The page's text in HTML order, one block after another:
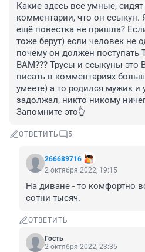
Какие здесь все умные,
комментарии, что он ссыкун.
ещё повестка не пришла?
тоже берут) если человек не
почему он должен
ВАМ??? Трусы и ссыкуны это
писать в комментариях
умеете) а то родился мужик и
задолжал, никто никому
Запомните это👆
ОТВЕТИТЬ 5
266689716
2 октября 2022, 19:15
На диване - то комфортно
сотни тысяч.
ОТВЕТИТЬ
Гость
2 октября 2022, 23:35